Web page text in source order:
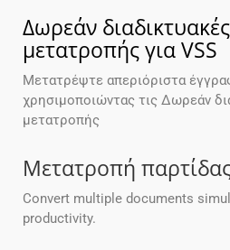
Δωρεάν
μετατροπής για VSS
Μετατρέψτε απεριόριστα
χρησιμοποιώντας τις Δωρεάν
μετατροπής
Μετατροπή
Convert multiple documents
productivity.